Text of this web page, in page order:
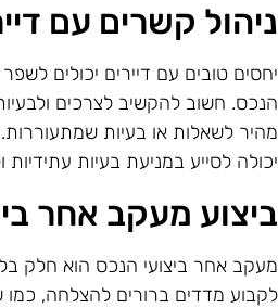
קשרים עם
טובים עם דיירים יכולים
חשוב להקשיב לצרכים
לשאלות או בעיות
לסייע במניעת בעיות עתידיות
מעקב אחר
אחר ביצועי הנכס הוא חלק
מדדים ברורים להצלחה, כמו